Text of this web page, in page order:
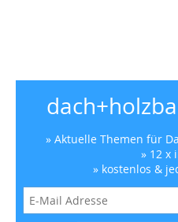
» Aktuelle Themen für
» 12 x
» kostenlos &